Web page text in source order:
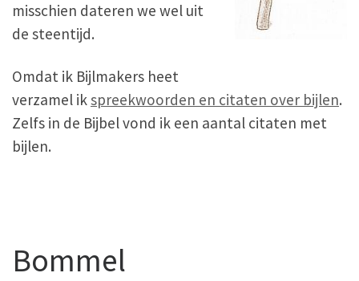
misschien dateren we wel uit
de steentijd.
Omdat ik Bijlmakers heet
verzamel ikspreekwoorden en citaten over bijlen.
Zelfs in de Bijbel vond ik een aantal citaten met
bijlen.
Bommel